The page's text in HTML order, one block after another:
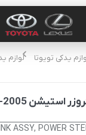
یدکی تویوتا لوازم
2005-2007
ASSY, POWER